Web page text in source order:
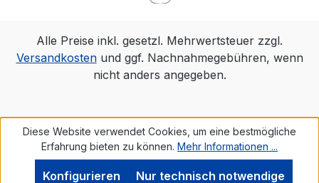
Alle Preise inkl. gesetzl. Mehrwertsteuer zzgl.
Versandkostenund ggf. Nachnahmegebühren, wenn
nicht anders angegeben.
Diese Website verwendet Cookies, um eine bestmögliche
Erfahrung bieten zu können. Mehr Informationen ...
Nur technisch notwendige
Konfigurieren